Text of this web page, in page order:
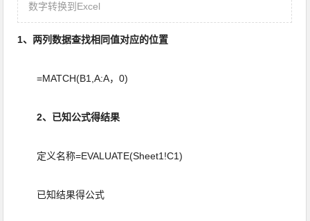
数字转换到Excel
1、两列数据查找相同值对应的位置
=MATCH(B1,A:A，0)
2、已知公式得结果
定义名称=EVALUATE(Sheet1!C1)
已知结果得公式